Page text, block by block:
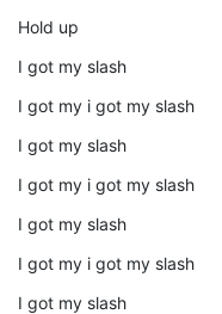
Hold up
I got my slash
I got my i got my slash
I got my slash
I got my i got my slash
I got my slash
I got my i got my slash
I got my slash